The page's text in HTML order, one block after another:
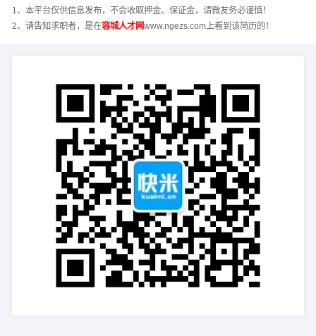
1、本平台仅供信息发布，不会收取押金、保证金，请微友务必谨慎！
2、请告知求职者，是在容城人才网www.ngezs.com上看到该简历的！